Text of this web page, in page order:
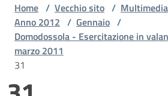
Home / Vecchio sito / Multimedia
Anno 2012 / Gennaio /
Domodossola - Esercitazione in
marzo 2011
31